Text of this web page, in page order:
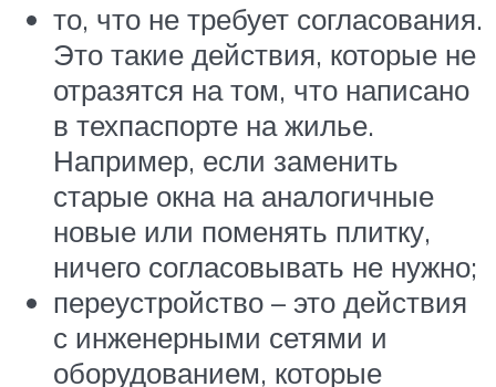
то, что не требует согласования.
Это такие действия, которые не
отразятся на том, что написано
в техпаспорте на жилье.
Например, если заменить
старые окна на аналогичные
новые или поменять плитку,
ничего согласовывать не нужно;
переустройство – это действия
с инженерными сетями и
оборудованием, которые